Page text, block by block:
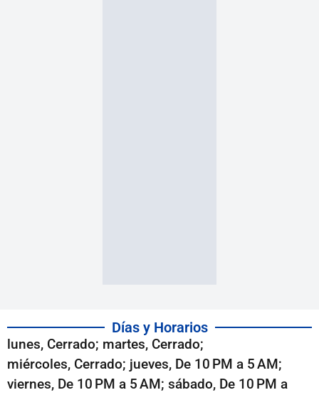
Días y Horarios
lunes, Cerrado; martes, Cerrado;
miércoles, Cerrado; jueves, De 10 PM a 5 AM;
viernes, De 10 PM a 5 AM; sábado, De 10 PM a